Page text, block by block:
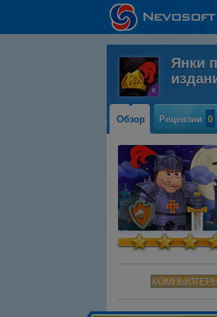
Янки
Обзор Рецензии 0